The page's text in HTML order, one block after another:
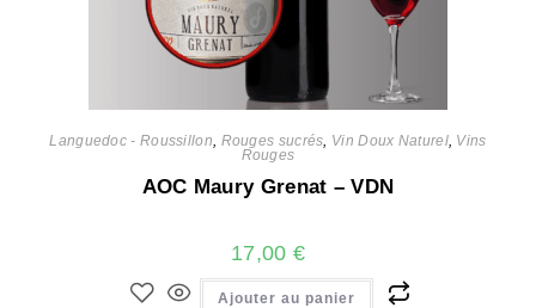
Languedoc - Roussillon Rouges sucrés Vin Doux Naturel, Vins
Rouges
AOC Maury Grenat – VDN
17,00 €
Ajouter au panier